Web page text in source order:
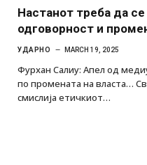
Настанот треба да
одговорност и
УДАРНО MARCH 19, 2025
Фурхан Салиу: Апел од
по промената на власта…
смислија етичкиот…